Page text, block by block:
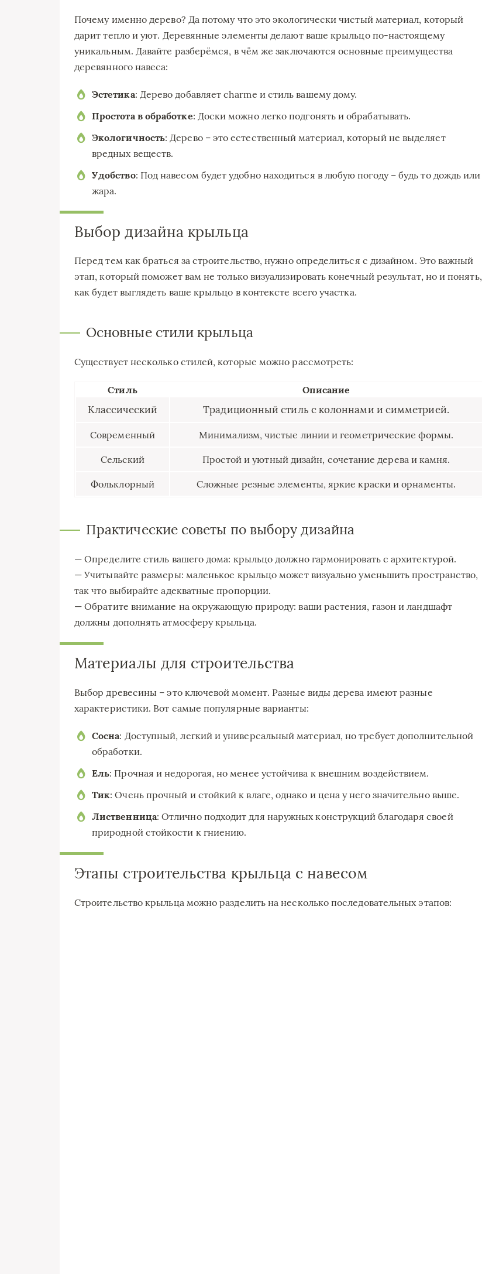
Почему именно дерево? Да потому что это экологически чистый материал, который
дарит тепло и уют. Деревянные элементы делают ваше крыльцо по-настоящему
уникальным. Давайте разберёмся, в чём же заключаются основные преимущества
деревянного навеса:
Эстетика: Дерево добавляет charme и стиль вашему дому.
Простота в обработке: Доски можно легко подгонять и обрабатывать.
Экологичность: Дерево – это естественный материал, который не выделяет
вредных веществ.
Удобство: Под навесом будет удобно находиться в любую погоду – будь то дождь или
жара.
Выбор дизайна крыльца
Перед тем как браться за строительство, нужно определиться с дизайном. Это важный
этап, который поможет вам не только визуализировать конечный результат, но и понять,
как будет выглядеть ваше крыльцо в контексте всего участка.
Основные стили крыльца
Существует несколько стилей, которые можно рассмотреть:
Стиль Описание
Классический Традиционный стиль с колоннами и симметрией.
Современный Минимализм, чистые линии и геометрические формы.
Сельский Простой и уютный дизайн, сочетание дерева и камня.
Фольклорный Сложные резные элементы, яркие краски и орнаменты.
Практические советы по выбору дизайна
— Определите стиль вашего дома: крыльцо должно гармонировать с архитектурой.
— Учитывайте размеры: маленькое крыльцо может визуально уменьшить пространство,
так что выбирайте адекватные пропорции.
— Обратите внимание на окружающую природу: ваши растения, газон и ландшафт
должны дополнять атмосферу крыльца.
Материалы для строительства
Выбор древесины – это ключевой момент. Разные виды дерева имеют разные
характеристики. Вот самые популярные варианты:
Сосна: Доступный, легкий и универсальный материал, но требует дополнительной
обработки.
Ель: Прочная и недорогая, но менее устойчива к внешним воздействием.
Тик: Очень прочный и стойкий к влаге, однако и цена у него значительно выше.
Лиственница: Отлично подходит для наружных конструкций благодаря своей
природной стойкости к гниению.
Этапы строительства крыльца с навесом
Строительство крыльца можно разделить на несколько последовательных этапов: